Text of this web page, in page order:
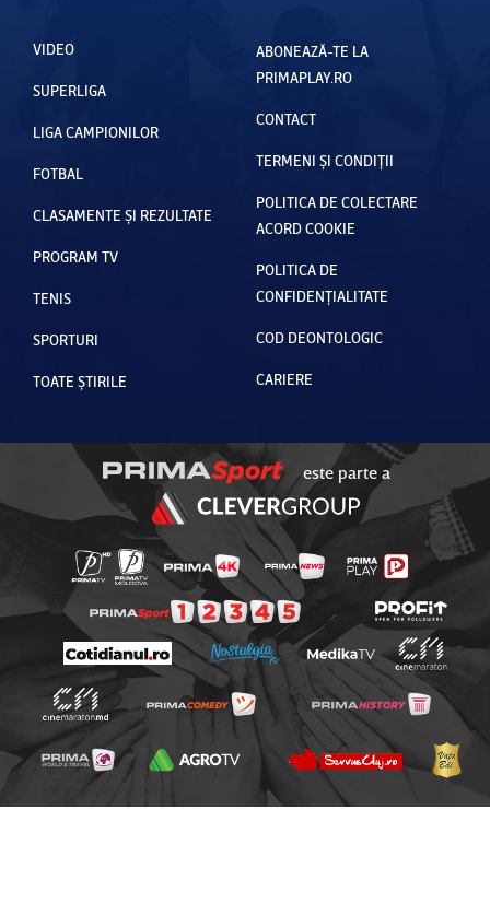
VIDEO
SUPERLIGA
LIGA CAMPIONILOR
FOTBAL
CLASAMENTE ȘI REZULTATE
PROGRAM TV
TENIS
SPORTURI
TOATE ȘTIRILE
ABONEAZĂ-TE LA
PRIMAPLAY.RO
CONTACT
TERMENI ȘI CONDIȚII
POLITICA DE COLECTARE
ACORD COOKIE
POLITICA DE
CONFIDENȚIALITATE
COD DEONTOLOGIC
CARIERE
este parte a